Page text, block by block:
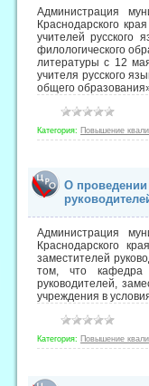
Администрация
Краснодарского
учителей русского
филологического
литературы с 12
учителя русского
общего
Категория: Повышение
О
Администрация
Краснодарского
заместителей
том, что кафедра
руководителей,
учреждения в
Категория: Повышение